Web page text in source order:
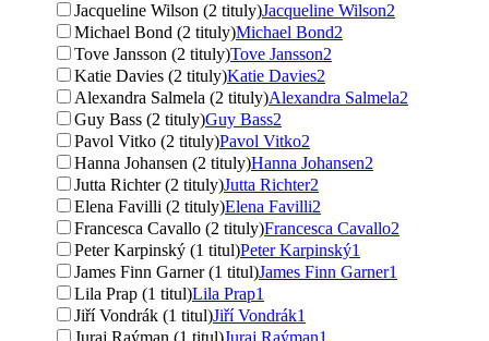
Jacqueline Wilson (2 tituly)Jacqueline Wilson2
Michael Bond (2 tituly)Michael Bond2
Tove Jansson (2 tituly)Tove Jansson2
Katie Davies (2 tituly)Katie Davies2
Alexandra Salmela (2 tituly)Alexandra Salmela2
Guy Bass (2 tituly)Guy Bass2
Pavol Vitko (2 tituly)Pavol Vitko2
Hanna Johansen (2 tituly)Hanna Johansen2
Jutta Richter (2 tituly)Jutta Richter2
Elena Favilli (2 tituly)Elena Favilli2
Francesca Cavallo (2 tituly)Francesca Cavallo2
Peter Karpinský (1 titul)Peter Karpinský1
James Finn Garner (1 titul)James Finn Garner1
Lila Prap (1 titul)Lila Prap1
Jiří Vondrák (1 titul)Jiří Vondrák1
Juraj Raýman (1 titul)Juraj Raýman1